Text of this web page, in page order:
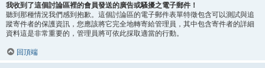
我收到了這個討論區裡的會員發送的廣告或騷擾之電子郵件！
聽到那種情況我們感到抱歉。這個討論區的電子郵件表單特徵包含可以測試與追
蹤寄件者的保護資訊，您應該將它完全地轉寄給管理員，其中包含寄件者的詳細
資料這是非常重要的，管理員將可依此採取適當的行動。
回頂端